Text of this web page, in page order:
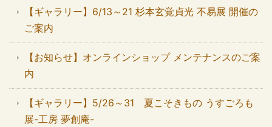
【ギャラリー】6/13～21 杉本玄覚貞光 不易展 開催の
ご案内
【お知らせ】オンラインショップ メンテナンスのご案
内
【ギャラリー】5/26～31 夏こそきもの うすごろも
展-工房 夢創庵-